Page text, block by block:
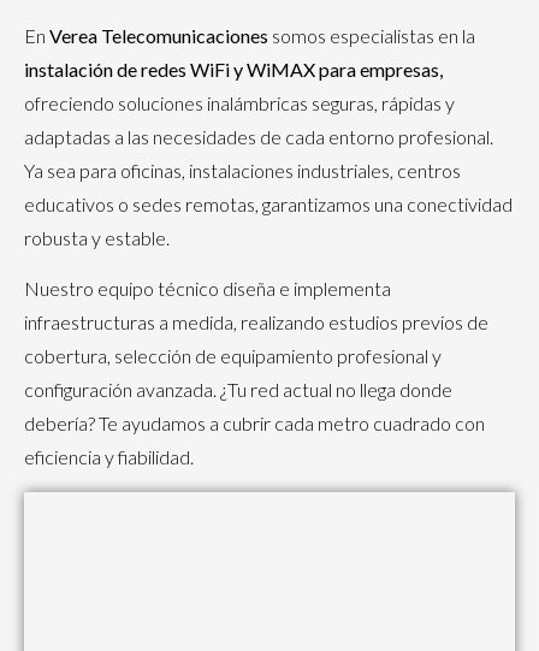
En Verea Telecomunicaciones somos especialistas en la
instalación de redes WiFi y WiMAX para empresas,
ofreciendo soluciones inalámbricas seguras, rápidas y
adaptadas a las necesidades de cada entorno profesional.
Ya sea para oficinas, instalaciones industriales, centros
educativos o sedes remotas, garantizamos una conectividad
robusta y estable.
Nuestro equipo técnico diseña e implementa
infraestructuras a medida, realizando estudios previos de
cobertura, selección de equipamiento profesional y
configuración avanzada. ¿Tu red actual no llega donde
debería? Te ayudamos a cubrir cada metro cuadrado con
eficiencia y fiabilidad.